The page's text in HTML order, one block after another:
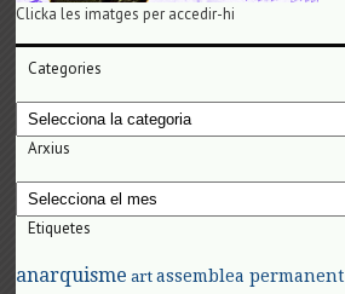
Clicka les imatges per accedir-hi
Categories
Categories
Arxius
Arxius
Etiquetes
anarquisme art assemblea permanent